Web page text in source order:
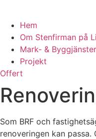
Hem
Om Stenfirman på
Mark- & Byggjänster
Projekt
Offert
Som BRF och
renoveringen kan